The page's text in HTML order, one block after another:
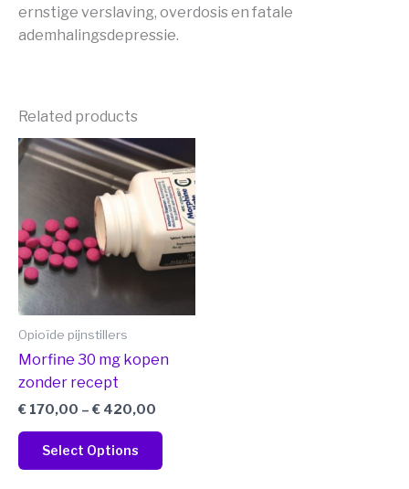
ernstige verslaving, overdosis en fatale
ademhalingsdepressie.
Related products
Opioïde pijnstillers
Morfine 30 mg kopen
zonder recept
€ 170,00 – € 420,00
range:
€ 170,00
through
€ 420,00
Select Options
product
has
multiple
variants.
The
chosen